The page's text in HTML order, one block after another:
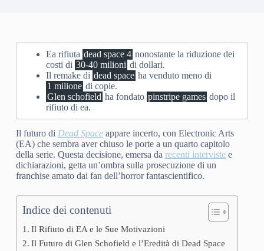
Ea rifiuta dead space 4 nonostante la riduzione dei
costi di 30-40 milioni di dollari.
Il remake di dead space ha venduto meno di
1 milione di copie.
Glen schofield ha fondato pinstripe games dopo il
rifiuto di ea.
Il futuro di Dead Spaceappare incerto, con Electronic Arts
(EA) che sembra aver chiuso le porte a un quarto capitolo
della serie. Questa decisione, emersa da recenti intervistee
dichiarazioni, getta un’ombra sulla prosecuzione di un
franchise amato dai fan dell’horror fantascientifico.
Indice dei contenuti
Il Rifiuto di EA e le Sue Motivazioni
Il Futuro di Glen Schofield e l’Eredità di Dead Space